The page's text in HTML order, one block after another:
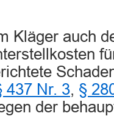
Kläger auch
437 Nr. 3, §
der